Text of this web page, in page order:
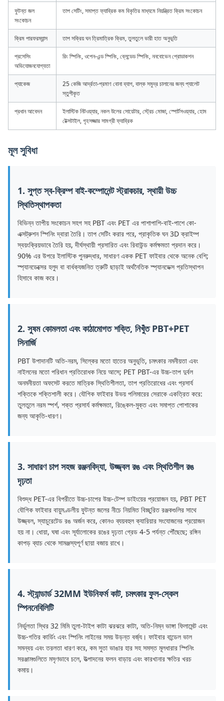
ফুটন্ত জল
সংকোচন
তাপ সেটিং, সমাপ্ত ফ্যাব্রিক কম বিকৃতির মাধ্যমে নিয়ন্ত্রিত ক্রিম সংকোচন
ক্রিম পারফরম্যান্স তাপ সক্রিয় ঘন ত্রিমাত্রিক ক্রিম, তুলতুলে ভারী হাত অনুভূতি
প্রসেসিং
অভিযোজনযোগ্যতা
রিং স্পিনিং, ওপেন-এন্ড স্পিনিং, ব্লেন্ডেড স্পিনিং, ননবোভেন প্রোডাকশন
প্যাকেজ
25 কেজি আর্দ্রতা-প্রমাণ বোনা ব্যাগ, বাল্ক সমুদ্র চালানের জন্য প্যালেট
স্তুপীকৃত
প্রধান আবেদন
ইলাস্টিক নিটওয়্যার, নকল উলের সোয়েটার, স্ট্রেচ মোজা, স্পোর্টসওয়্যার, হোম
টেক্সটাইল, গৃহসজ্জার সামগ্রী ফ্যাব্রিক
মূল সুবিধা
1. সুপ্ত স্ব-ক্রিম্প বাই-কম্পোনেন্ট স্ট্রাকচার, স্থায়ী উচ্চ
স্থিতিস্থাপকতা
বিভিন্ন তাপীয় সংকোচন সহগ সহ PBT এবং PET এর পাশাপাশি-বাই-পাশে কো-
এক্সট্রুশন স্পিনিং দ্বারা তৈরি। তাপ সেটিং করার পরে, প্রাকৃতিক ঘন 3D ক্রাইম্প
স্বয়ংক্রিয়ভাবে তৈরি হয়, দীর্ঘস্থায়ী প্রসারিত এবং রিবাউন্ড কর্মক্ষমতা প্রদান করে।
90% এর উপরে ইলাস্টিক পুনরুদ্ধার, সাধারণ একক PET ফাইবার থেকে অনেক বেশি;
স্প্যানডেক্সের হলুদ বা বার্ধক্যজনিত ত্রুটি ছাড়াই অর্থনৈতিক স্প্যানডেক্স প্রতিস্থাপন
হিসাবে কাজ করে।
2. সুষম কোমলতা এবং কাঠামোগত শক্তি, নিখুঁত PBT+PET
সিনার্জি
PBT উপাদানটি অতি-নরম, সিল্কের মতো হাতের অনুভূতি, চমৎকার নমনীয়তা এবং
নাইলনের মতো পরিধান প্রতিরোধক নিয়ে আসে; PET PBT-এর উচ্চ-তাপ দুর্বল
অনমনীয়তা অফসেট করতে মাত্রিক স্থিতিশীলতা, তাপ প্রতিরোধের এবং প্রসার্য
শক্তিকে শক্তিশালী করে। যৌগিক ফাইবার উভয় পলিমারের সেরাকে একত্রিত করে:
তুলতুলে নরম স্পর্শ, শক্ত প্রসার্য কর্মক্ষমতা, রিঙ্কেল-মুক্ত এবং সমাপ্ত পোশাকের
জন্য আকৃতি-ধারণ।
3. সাধারণ চাপ সহজ রঞ্জনবিদ্যা, উজ্জ্বল রঙ এবং স্থিতিশীল রঙ
দৃঢ়তা
বিশুদ্ধ PET-এর বিপরীতে উচ্চ-চাপের উচ্চ-টেম্প ডাইংয়ের প্রয়োজন হয়, PBT PET
যৌগিক ফাইবার বায়ুমণ্ডলীয় ফুটন্ত জলের নীচে নিয়মিত বিচ্ছুরিত রঞ্জকগুলির সাথে
উজ্জ্বল, স্যাচুরেটেড রঙ অর্জন করে, কোনও ব্যয়বহুল ক্যারিয়ার সংযোজনের প্রয়োজন
হয় না। ধোয়া, ঘষা এবং সূর্যালোকের রঙের দৃঢ়তা গ্রেড 4-5 পর্যন্ত পৌঁছেছে; রঙ্গিন
কাপড় ব্যাচ থেকে সামঞ্জস্যপূর্ণ ছায়া বজায় রাখে।
4. স্ট্যান্ডার্ড 32MM ইউনিফর্ম কাট, চমৎকার ফুল-স্কেল
স্পিননেবিলিটি
নির্ভুলতা স্থির 32 মিমি তুলা-টাইপ কাটা ঝরঝরে কাটা, অতি-নিম্ন ভাঙ্গা ফিলামেন্ট এবং
উচ্চ-গতির কার্ডিং এবং স্পিনিং লাইনের সময় উড়ন্ত বর্জ্য। ফাইবার বান্ডেল ভাল
সমন্বয় এবং তরলতা ধারণ করে, কম সুতা ভাঙার হার সহ সমস্ত মূলধারার স্পিনিং
সরঞ্জামগুলিতে মসৃণভাবে চলে, উত্পাদনের ফলন বাড়ায় এবং কারখানার ক্ষতির খরচ
কমায়।